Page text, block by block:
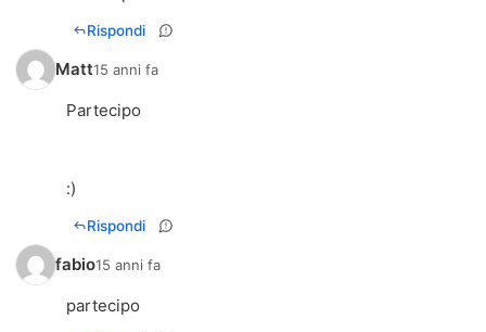
Rispondi
Matt15 anni fa
Partecipo
:)
Rispondi
fabio15 anni fa
partecipo